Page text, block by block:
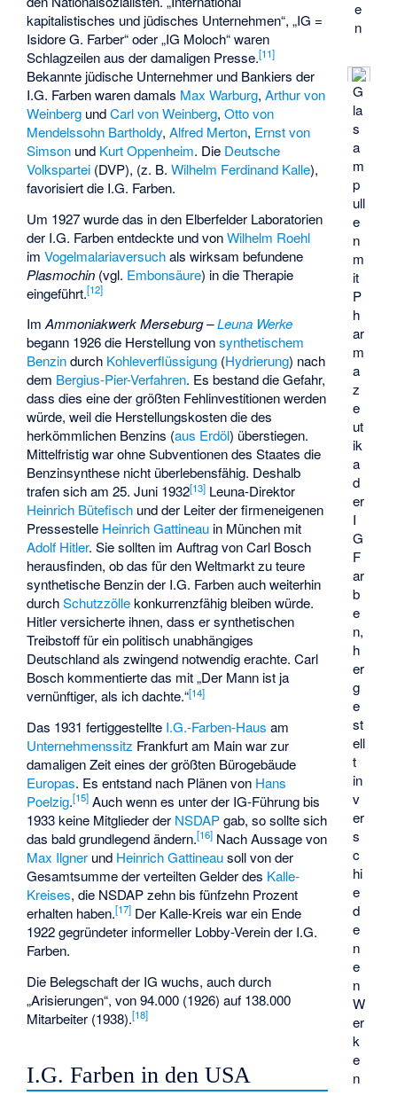
e
n
G
la
s
a
m
p
ull
e
n
m
it
P
h
ar
m
a
z
e
ut
ik
a
d
er
I
G
F
ar
b
e
n,
h
er
g
e
st
ell
t
in
v
er
s
c
hi
e
d
e
n
e
n
W
er
k
e
n
kapitalistisches und jüdisches Unternehmen“, „IG =
Isidore G. Farber“ oder „IG Moloch“ waren
Schlagzeilen aus der damaligen Presse.[11]
Bekannte jüdische Unternehmer und Bankiers der
I.G. Farben waren damals Max Warburg,Arthur von
Weinberg undCarl von Weinberg,Otto von
Mendelssohn Bartholdy,Alfred Merton, Ernst von
Simson und Kurt Oppenheim. Die Deutsche
Volkspartei (DVP), (z. B.Wilhelm Ferdinand Kalle),
favorisiert die I.G. Farben.
Um 1927 wurde das in den Elberfelder Laboratorien
der I.G. Farben entdeckte und vonWilhelm Roehl
imVogelmalariaversuchals wirksam befundene
Plasmochin (vgl. Embonsäure) in die Therapie
eingeführt.[12]
ImAmmoniakwerk Merseburg –Leuna Werke
begann 1926 die Herstellung vonsynthetischem
Benzindurch Kohleverflüssigung (Hydrierung) nach
dem Bergius-Pier-Verfahren. Es bestand die Gefahr,
dass dies eine der größten Fehlinvestitionen werden
würde, weil die Herstellungskosten die des
herkömmlichen Benzins (aus Erdöl) überstiegen.
Mittelfristig war ohne Subventionen des Staates die
Benzinsynthese nicht überlebensfähig. Deshalb
trafen sich am 25. Juni 1932[13] Leuna-Direktor
Heinrich Bütefisch und der Leiter der firmeneigenen
Pressestelle Heinrich Gattineau in München mit
Adolf Hitler. Sie sollten im Auftrag von Carl Bosch
herausfinden, ob das für den Weltmarkt zu teure
synthetische Benzin der I.G. Farben auch weiterhin
durchSchutzzöllekonkurrenzfähig bleiben würde.
Hitler versicherte ihnen, dass er synthetischen
Treibstoff für ein politisch unabhängiges
Deutschland als zwingend notwendig erachte. Carl
Bosch kommentierte das mit „Der Mann ist ja
vernünftiger, als ich dachte.“[14]
Das 1931 fertiggestellte I.G.-Farben-Haus am
Unternehmenssitz Frankfurt am Main war zur
damaligen Zeit eines der größten Bürogebäude
Europas. Es entstand nach Plänen von Hans
Poelzig.[15] Auch wenn es unter der IG-Führung bis
1933 keine Mitglieder der NSDAPgab, so sollte sich
das bald grundlegend ändern.[16] Nach Aussage von
Max Ilgner und Heinrich Gattineausoll von der
Gesamtsumme der verteilten Gelder des Kalle-
Kreises, die NSDAP zehn bis fünfzehn Prozent
erhalten haben.[17] Der Kalle-Kreis war ein Ende
1922 gegründeter informeller Lobby-Verein der I.G.
Farben.
Die Belegschaft der IG wuchs, auch durch
„Arisierungen“, von 94.000 (1926) auf 138.000
Mitarbeiter (1938).[18]
I.G. Farben in den USA